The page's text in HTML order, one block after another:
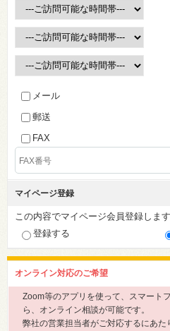
メール
郵送
FAX
マイページ登録
この内容でマイページ会員登録します
登録する
オンライン対応のご希望
Zoom等のアプリを使って、スマート
ら、オンライン相談が可能です。
弊社の営業担当者がご対応するにあた